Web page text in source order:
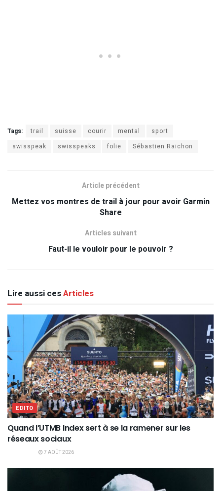
Tags: trail suisse courir mental
sport
swisspeak
swisspeaks folie Sébastien Raichon
Article précédent
Mettez vos montres de trail à jour pour avoir Garmin
Share
Articles suivant
Faut-il le vouloir pour le pouvoir ?
Lire aussi cesArticles
EDITO
Quand l’UTMB Index sert à se la ramener sur les
réseaux sociaux
7 AOÛT 2026